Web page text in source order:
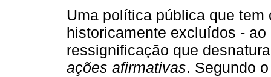
Uma política pública que
historicamente excluídos -
ressignificação que
ações afirmativas. Segundo